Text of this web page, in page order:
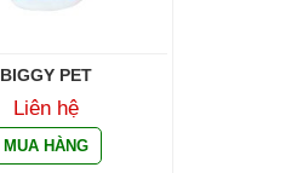
BIGGY PET
Liên hệ